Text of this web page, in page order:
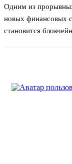
Одним из
новых финансовых
становится